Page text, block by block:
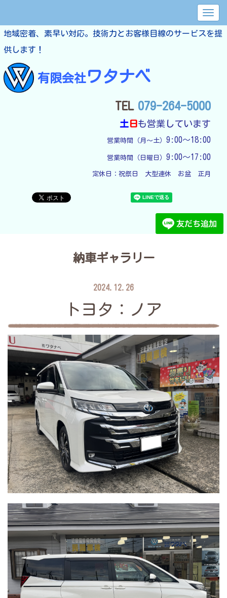
地域密着、素早い対応。技術力とお客様目線のサービスを提
供します！
有限会社ワタナベ
TEL 079-264-5000
土日も営業しています
営業時間（月～土） 9:00～18:00
営業時間（日曜日） 9:00～17:00
定休日： 祝祭日　大型連休　お盆　正月
納車ギャラリー
2024.12.26
トヨタ：ノア